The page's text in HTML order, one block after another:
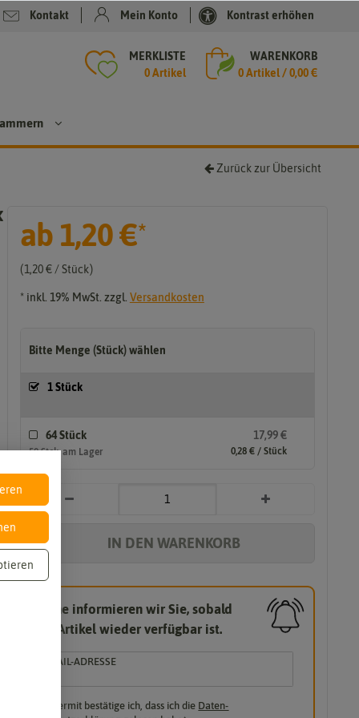
Kontakt Mein Konto Kontrast erhöhen
MERKLISTE
0 Artikel
WARENKORB
0Artikel /0,00 €
Zurück zur Übersicht
ab1,20 €*
1,20 € / Stück
* inkl. 19% MwSt. zzgl. Versandkosten
Bitte Menge (Stück) wählen
1 Stück
64 Stück 17,99 €
0,28 € / Stück
50 Stck. am Lager
IN DEN WARENKORB
Gerne informieren wir Sie, sobald
der Artikel wieder verfügbar ist.
E-MAIL-ADRESSE
Hiermit bestätige ich, dass ich die Daten­